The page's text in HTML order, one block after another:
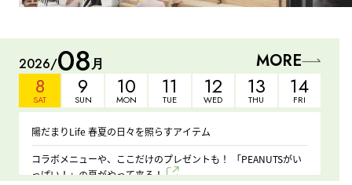
2026 08月 MORE
8
SAT 9
SUN 10
MON 11
TUE 12
WED 13
THU 14
FRI
陽だまりLife 春夏の日々を照らすアイテム
コラボメニューや、ここだけのプレゼントも！ 「PEANUTSがい
っぱい！」の夏がやって来る！